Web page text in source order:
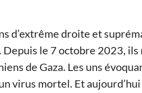
d’extrême droite et
Depuis le 7 octobre 2023,
de Gaza. Les uns
virus mortel. Et